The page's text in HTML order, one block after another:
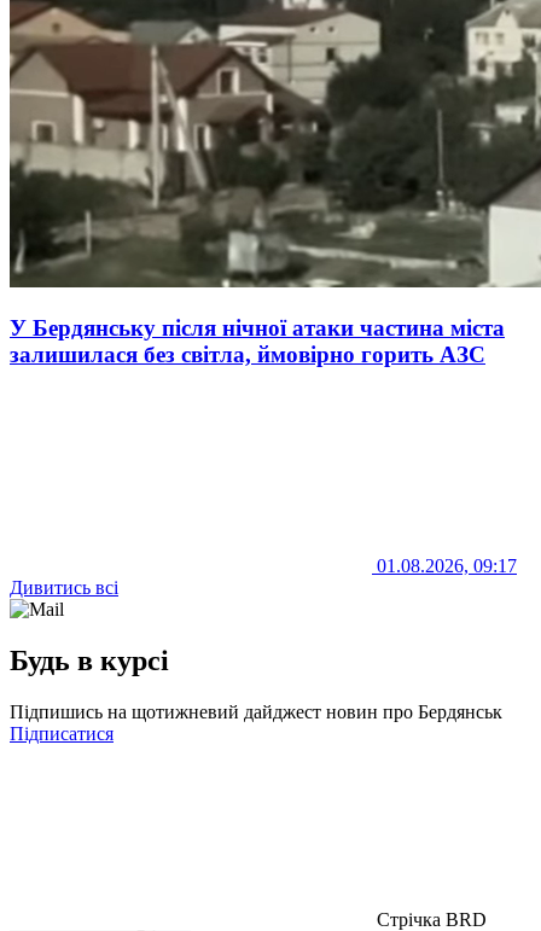
У Бердянську після нічної атаки частина міста
залишилася без світла, ймовірно горить АЗС
01.08.2026, 09:17
Дивитись всі
Будь в курсі
Підпишись на щотижневий дайджест новин про Бердянськ
Підписатися
Стрічка BRD